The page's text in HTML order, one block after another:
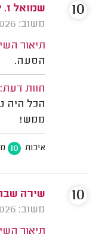
שמואל ז.
משוב: 22/03/2026
תיאור
הסעה.
חוות דעת:
הכל היה
ממש!
איכות 10
10
שירה
משוב: 22/02/2026
תיאור
10